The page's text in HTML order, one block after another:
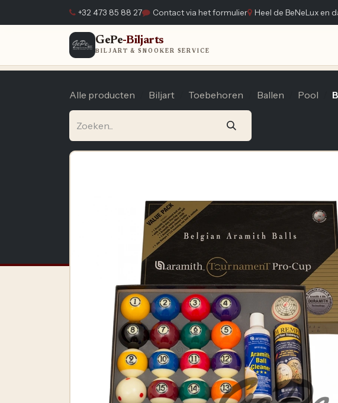
Overslaan naar inhoud+32 473 85 88 27 Contact via het formulier Heel de BeNeLux en
GePe-Biljarts
BILJART & SNOOKER SERVICE
Alle producten Biljart Toebehoren Ballen Pool